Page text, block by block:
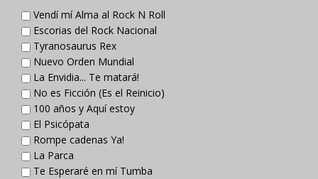
Vendí mí Alma al Rock N Roll
Escorias del Rock Nacional
Tyranosaurus Rex
Nuevo Orden Mundial
La Envidia... Te matará!
No es Ficción (Es el Reinicio)
100 años y Aquí estoy
El Psicópata
Rompe cadenas Ya!
La Parca
Te Esperaré en mí Tumba